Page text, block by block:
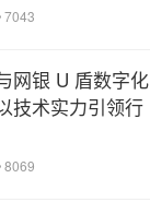
7043
网银 U 盾数字化
技术实力引领行
8069